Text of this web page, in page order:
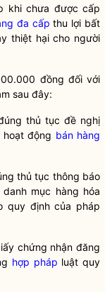
khi chưa được cấp
đa cấp thu lợi bất
thiệt hại cho người
đồng đối với
sau đây:
thủ tục đề nghị
động bán hàng
thủ tục thông báo
mục hàng hóa
quy định của pháp
chứng nhận đăng
hợp pháp luật quy